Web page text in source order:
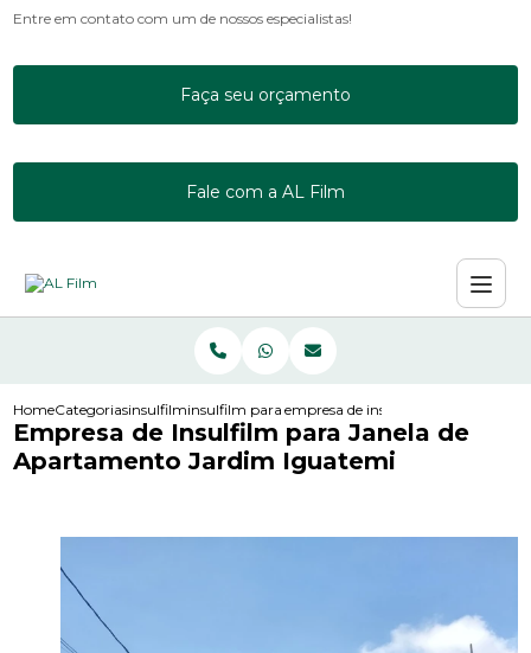
Entre em contato com um de nossos especialistas!
Faça seu orçamento
Fale com a AL Film
HomeCategoriasinsulfilminsulfilm para empresasempresa de insulfilm para janela
Empresa de Insulfilm para Janela de
Apartamento Jardim Iguatemi